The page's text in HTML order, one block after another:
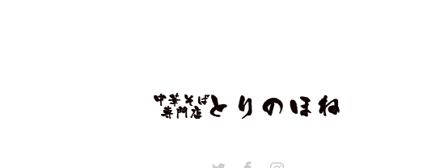
Twitter Facebook